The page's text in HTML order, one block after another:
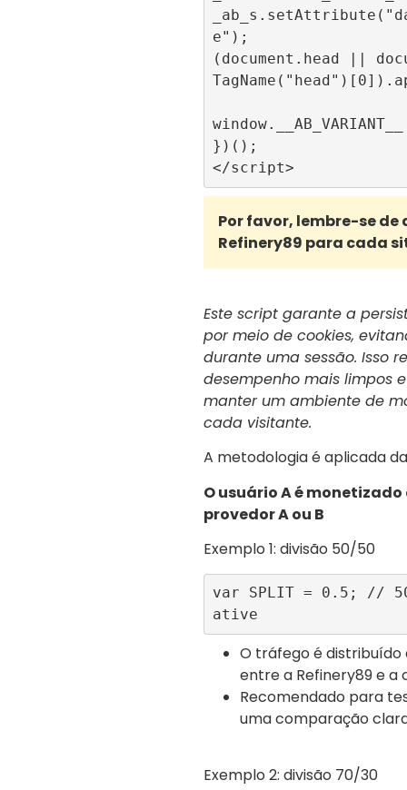
e");
(document.head ||
})();
Por favor, lembre-se
Refinery89 para cada
Este script garante a
por meio de cookies,
durante uma sessão. Isso
desempenho mais limpos
manter um ambiente de
cada visitante.
A metodologia é aplicada
O usuário A é
provedor A ou B
Exemplo 1: divisão 50/50
var SPLIT = 0.5; //
ative
O tráfego é
entre a Refinery89 e
Recomendado para
uma comparação
Exemplo 2: divisão 70/30